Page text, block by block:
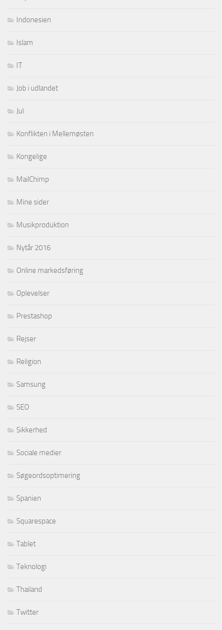
Indonesien
Islam
IT
Job i udlandet
Jul
Konflikten i Mellemøsten
Kongelige
MailChimp
Mine sider
Musikproduktion
Nytår 2016
Online markedsføring
Oplevelser
Prestashop
Rejser
Religion
Samsung
SEO
Sikkerhed
Sociale medier
Søgeordsoptimering
Spanien
Squarespace
Tablet
Teknologi
Thailand
Twitter